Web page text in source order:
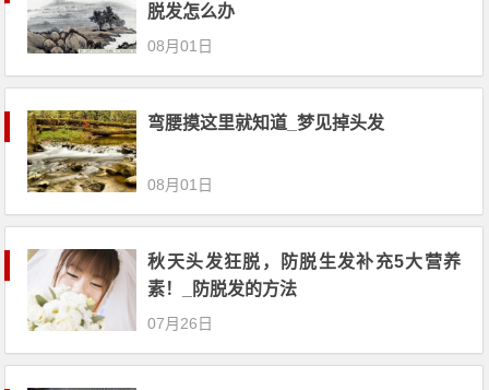
脱发怎么办
08月01日
弯腰摸这里就知道_梦见掉头发
08月01日
秋天头发狂脱，防脱生发补充5大营养
素！_防脱发的方法
07月26日